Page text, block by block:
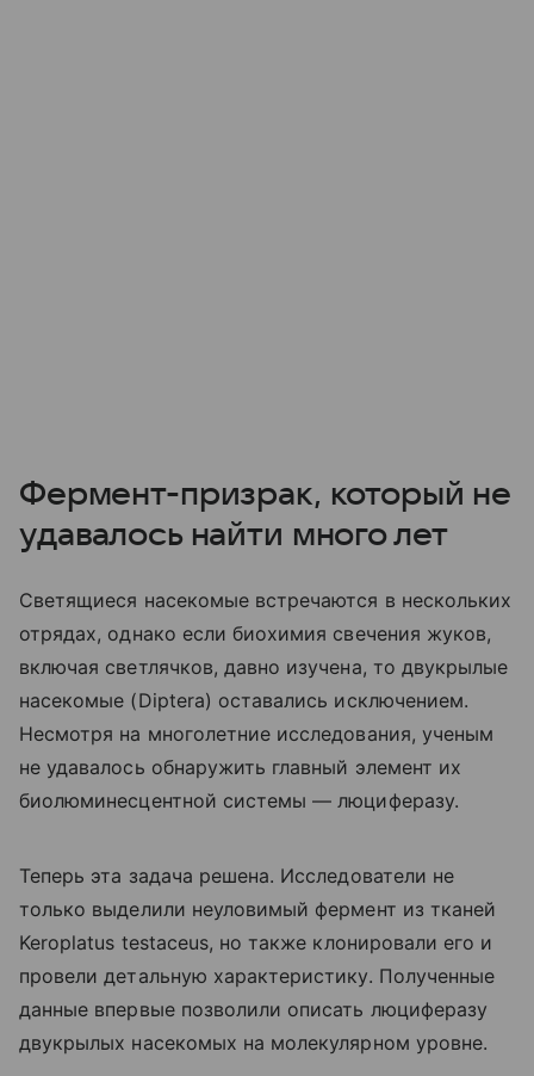
Фермент-призрак, который не
удавалось найти много лет
Светящиеся насекомые встречаются в нескольких
отрядах, однако если биохимия свечения жуков,
включая светлячков, давно изучена, то двукрылые
насекомые (Diptera) оставались исключением.
Несмотря на многолетние исследования, ученым
не удавалось обнаружить главный элемент их
биолюминесцентной системы — люциферазу.
Теперь эта задача решена. Исследователи не
только выделили неуловимый фермент из тканей
Keroplatus testaceus, но также клонировали его и
провели детальную характеристику. Полученные
данные впервые позволили описать люциферазу
двукрылых насекомых на молекулярном уровне.